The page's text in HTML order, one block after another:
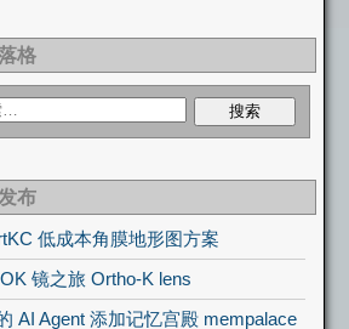
格
布
低成本角膜地形图方案
镜之旅 Ortho-K lens
AI Agent 添加记忆宫殿 mempalace